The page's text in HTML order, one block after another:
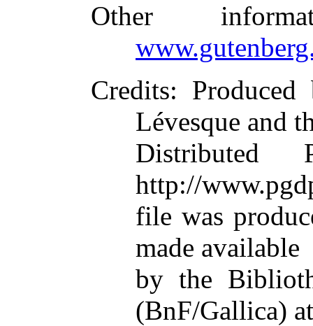
Other
Credits: Produced
Lévesque and
Distributed
http://
file was
made available
by the
(BnF/Gallica) at